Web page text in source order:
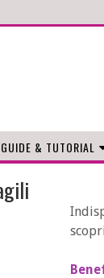
GUIDE & TUTORIAL